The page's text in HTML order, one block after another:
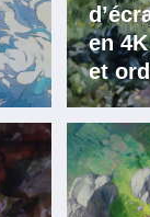
en
et